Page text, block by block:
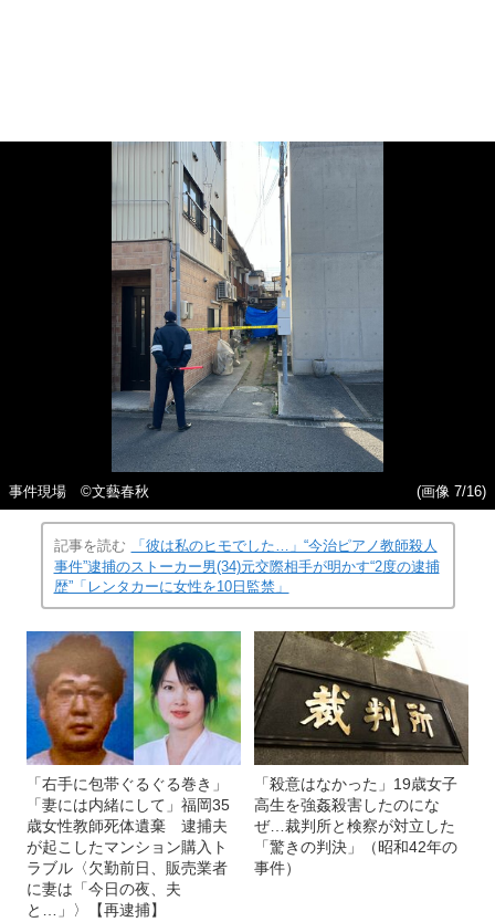
事件現場 ©文藝春秋 (画像 7/16)
記事を読む
「彼は私のヒモでした…」“今治ピアノ教師殺人
事件”逮捕のストーカー男(34)元交際相手が明かす“2度の逮捕
歴”「レンタカーに女性を10日監禁」
「右手に包帯ぐるぐる巻き」
「妻には内緒にして」福岡35
歳女性教師死体遺棄 逮捕夫
が起こしたマンション購入ト
ラブル〈欠勤前日、販売業者
に妻は「今日の夜、夫
と…」〉【再逮捕】
「殺意はなかった」19歳女子
高生を強姦殺害したのにな
ぜ…裁判所と検察が対立した
「驚きの判決」（昭和42年の
事件）